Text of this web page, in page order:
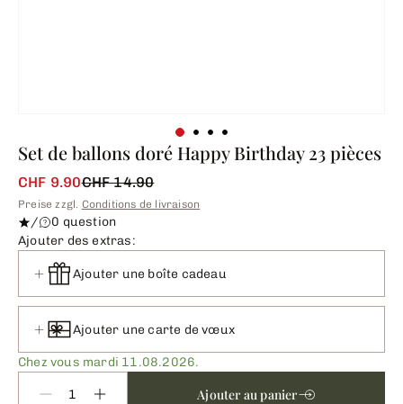
Set de ballons doré Happy Birthday 23 pièces
CHF 9.90CHF 14.90
Preise zzgl. Conditions de livraison
/
0 question
Ajouter des extras:
Ajouter une boîte cadeau
Ajouter une carte de vœux
Chez vous mardi 11.08.2026.
Ajouter au panier